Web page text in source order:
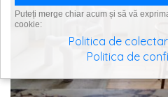
Puteți merge chiar acum și să vă
cookie:
Politica de
Politica de